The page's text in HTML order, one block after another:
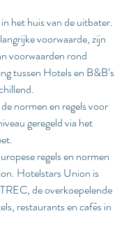
het huis van de uitbater.
voorwaarde, zijn
voorwaarden rond
tussen Hotels en B&B’s
normen en regels voor
geregeld via het
regels en normen
Hotelstars Union is
de overkoepelende
restaurants en cafés in